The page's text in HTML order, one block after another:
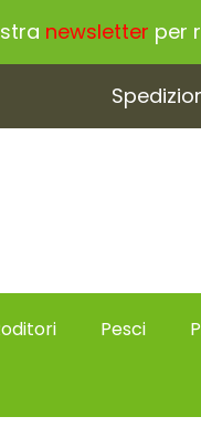
newsletter per
Pesci